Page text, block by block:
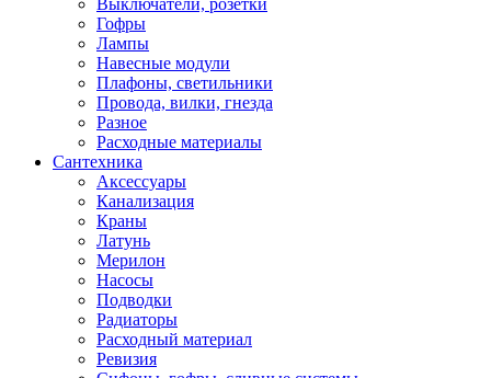
Выключатели, розетки
Гофры
Лампы
Навесные модули
Плафоны, светильники
Провода, вилки, гнезда
Разное
Расходные материалы
Сантехника
Аксессуары
Канализация
Краны
Латунь
Мерилон
Насосы
Подводки
Радиаторы
Расходный материал
Ревизия